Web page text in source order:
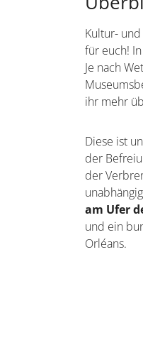
Kultur-
für euch!
Je nach
ihr mehr
Diese ist
der
der
am Ufer
und ein
Orléans.